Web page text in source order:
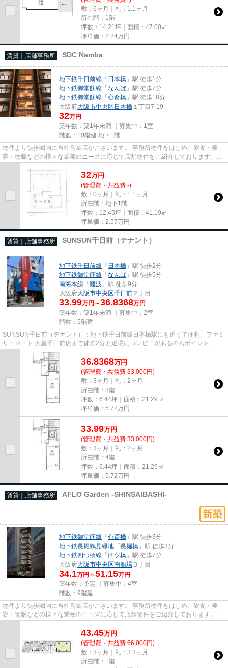
敷：6ヶ月｜礼：1.1ヶ月
所在階：1階
坪数：14.21坪｜面積：47.00㎡
坪単価： 2.24万円
賃貸｜店舗事務所 SDC Namba
地下鉄千日前線 「 日本橋 」駅 徒歩1分
地下鉄御堂筋線 「なんば 」駅 徒歩7分
地下鉄御堂筋線 「心斎橋 」駅 徒歩18分
大阪府大阪市中央区日本橋 １丁目7-19
32万円
築年数：築1年未満 ｜募集中： 1室
階数：10階建 地下1階
物件より徒歩圏内に当社営業店がございます。 事務所物件をはじめ、飲食・美
容・物販などの様々な業種のニーズに応じて店舗物件をご紹介しております。
尚、弊社ではおとり広告は一切...
32万円
(管理費・共益費 -)
敷：0ヶ月｜礼：1.1ヶ月
所在階：地下1階
坪数：12.45坪｜面積：41.19㎡
坪単価： 2.57万円
賃貸｜店舗事務所 SUNSUN千日前（テナント）
地下鉄千日前線 「 日本橋 」駅 徒歩2分
地下鉄御堂筋線 「なんば 」駅 徒歩5分
南海本線 「難波 」駅 徒歩9分
大阪府大阪市中央区千日前 ２丁目
33.99万円～36.8368万円
築年数：築1年未満 ｜募集中： 2室
階数：5階建
SUNSUN千日前（テナント）：地下鉄千日前線日本橋駅にも近くて便利。ファミ
リーマート 大昌千日前店まで徒歩2分と近場にコンビニがあるのもポイント。こ
ちらの物件にはエレベーターが...
36.8368万円
(管理費・共益費 33,000円)
敷：3ヶ月｜礼：2ヶ月
所在階：3階
坪数：6.44坪｜面積：21.29㎡
坪単価： 5.72万円
33.99万円
(管理費・共益費 33,000円)
敷：3ヶ月｜礼：2ヶ月
所在階：4階
坪数：6.44坪｜面積：21.29㎡
坪単価： 5.72万円
賃貸｜店舗事務所 AFLO Garden -SHINSAIBASHI-
地下鉄御堂筋線 「心斎橋 」駅 徒歩3分
地下鉄長堀鶴見緑地 「長堀橋 」駅 徒歩3分
地下鉄四つ橋線 「四ツ橋 」駅 徒歩7分
大阪府大阪市中央区南船場 ３丁目
34.1万円～51.15万円
築年数：予定 ｜募集中： 4室
階数：9階建
物件より徒歩圏内に当社営業店がございます。 事務所物件をはじめ、飲食・美
容・物販などの様々な業種のニーズに応じて店舗物件をご紹介しております。
尚、弊社ではおとり広告は一切...
43.45万円
(管理費・共益費 66,000円)
敷：3ヶ月｜礼：3.3ヶ月
所在階：1階